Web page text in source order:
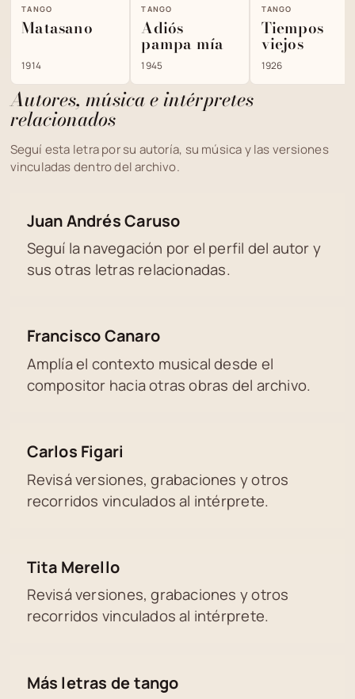
TANGO
Matasano
1914
TANGO
Adiós
pampa mía
1945
TANGO
Tiempos
viejos
1926
Autores, música e intérpretes
relacionados
Seguí esta letra por su autoría, su música y las versiones
vinculadas dentro del archivo.
Juan Andrés Caruso
Seguí la navegación por el perfil del autor y
sus otras letras relacionadas.
Francisco Canaro
Amplía el contexto musical desde el
compositor hacia otras obras del archivo.
Carlos Figari
Revisá versiones, grabaciones y otros
recorridos vinculados al intérprete.
Tita Merello
Revisá versiones, grabaciones y otros
recorridos vinculados al intérprete.
Más letras de tango